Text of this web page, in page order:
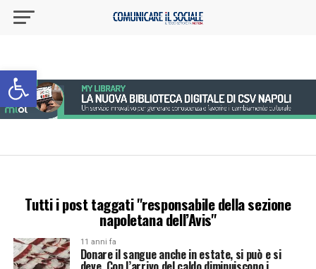
Apri la barra degli strumenti
Tutti i post taggati "responsabile della sezione
napoletana dell’Avis"
11 anni fa
Donare il sangue anche in estate, si può e si